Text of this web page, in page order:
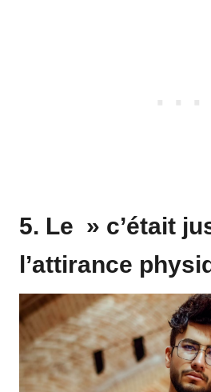
5. Le » c’était
l’attirance